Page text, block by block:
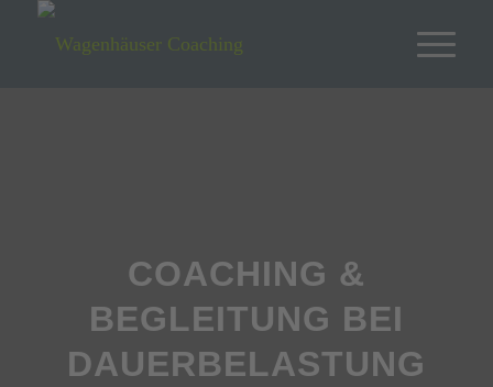
COACHING &
BEGLEITUNG BEI
DAUERBELASTUNG